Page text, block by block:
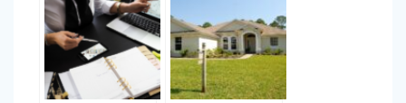
d’appartement ?